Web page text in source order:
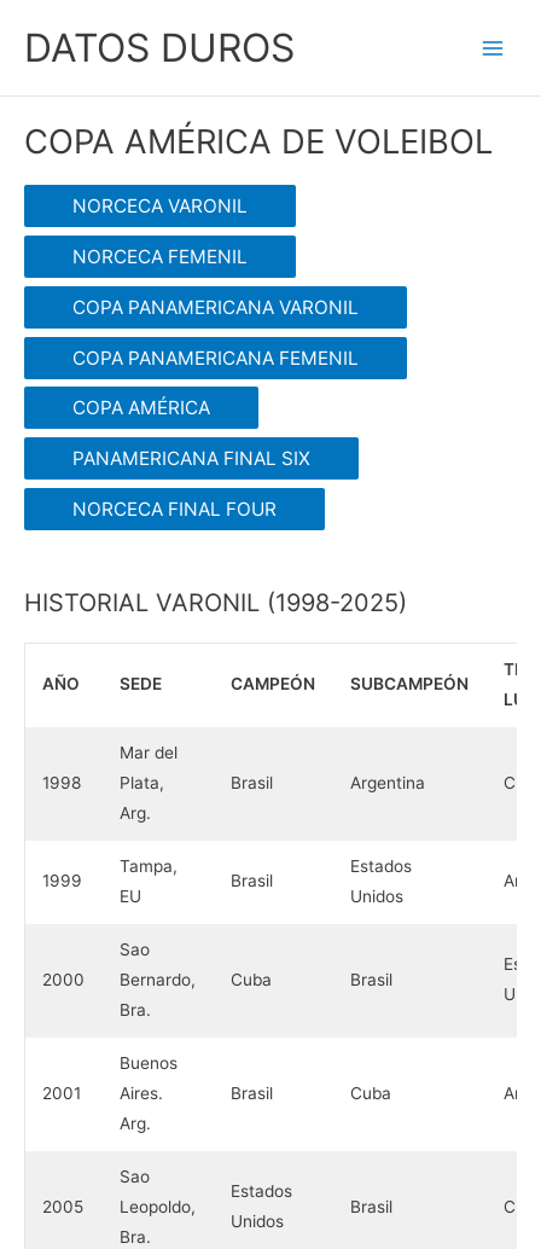
DATOS DUROS
COPA AMÉRICA DE VOLEIBOL
NORCECA VARONIL
NORCECA FEMENIL
COPA PANAMERICANA VARONIL
COPA PANAMERICANA FEMENIL
COPA AMÉRICA
PANAMERICANA FINAL SIX
NORCECA FINAL FOUR
HISTORIAL VARONIL (1998-2025)
AÑO SEDE CAMPEÓN SUBCAMPEÓN
1998
Mar del
Plata,
Arg.
Brasil Argentina
1999
Tampa,
EU
Brasil
Estados
Unidos
2000
Sao
Bernardo,
Bra.
Cuba Brasil
2001
Buenos
Aires.
Arg.
Brasil Cuba
2005
Sao
Leopoldo,
Bra.
Estados
Unidos
Brasil